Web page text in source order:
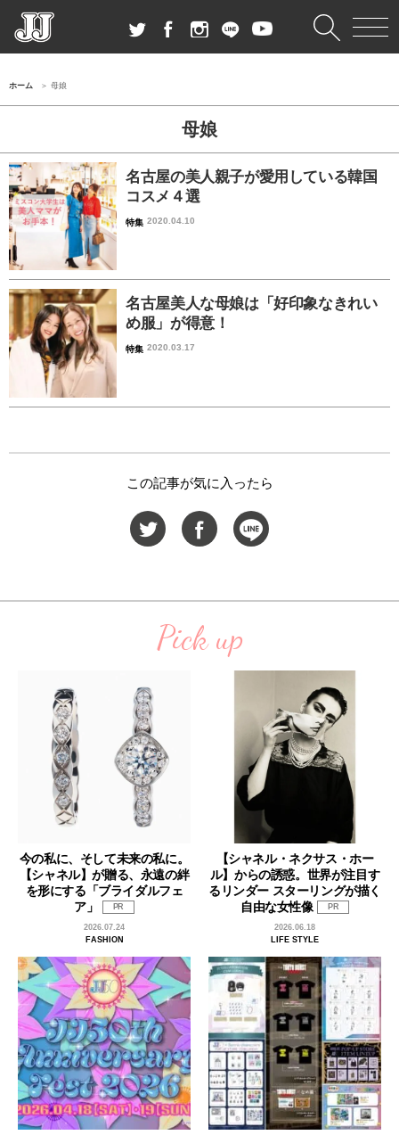
ホーム 母娘
母娘
名古屋の美人親子が愛用している韓国
コスメ４選
特集 2020.04.10
名古屋美人な母娘は「好印象なきれい
め服」が得意！
特集 2020.03.17
この記事が気に入ったら
Pick up
今の私に、そして未来の私に。
【シャネル】が贈る、永遠の絆
を形にする「ブライダルフェ
ア」
PR
2026.07.24
FASHION
【シャネル・ネクサス・ホー
ル】からの誘惑。世界が注目す
るリンダー スターリングが描く
自由な女性像
PR
2026.06.18
LIFE STYLE